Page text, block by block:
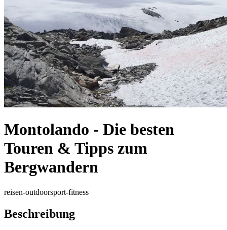
Montolando - Die besten
Touren & Tipps zum
Bergwandern
reisen-outdoorsport-fitness
Beschreibung